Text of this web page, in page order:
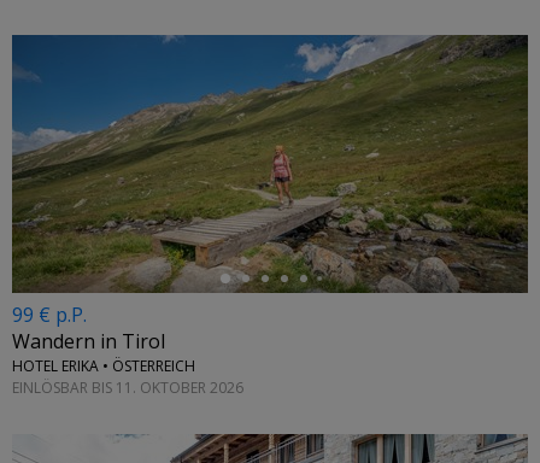
←
99 € p.P.
Wandern in Tirol
HOTEL ERIKA • ÖSTERREICH
EINLÖSBAR BIS 11. OKTOBER 2026